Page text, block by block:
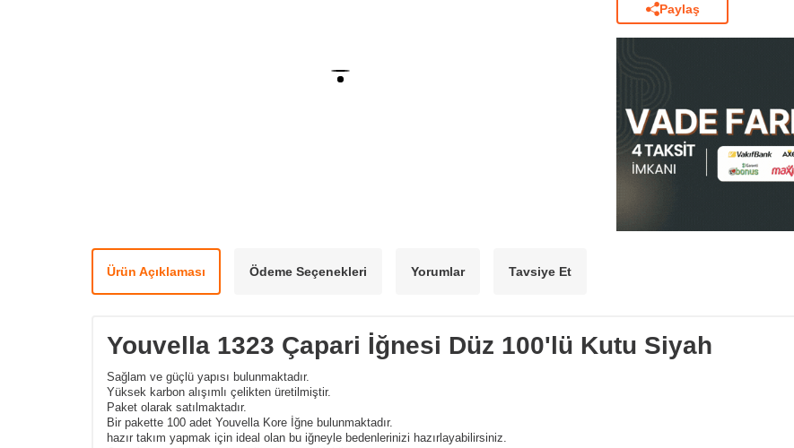
Paylaş
Ürün Açıklaması Ödeme Seçenekleri Yorumlar Tavsiye Et
Youvella 1323 Çapari İğnesi Düz 100'lü Kutu Siyah
Sağlam ve güçlü yapısı bulunmaktadır.
Yüksek karbon alışımlı çelikten üretilmiştir.
Paket olarak satılmaktadır.
Bir pakette 100 adet Youvella Kore İğne bulunmaktadır.
hazır takım yapmak için ideal olan bu iğneyle bedenlerinizi hazırlayabilirsiniz.